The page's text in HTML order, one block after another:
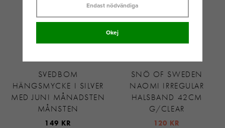
SVEDBOM
HÄNGSMYCKE I SILVER
MED JUNI MÅNADSTEN
MÅNSTEN
149 KR
SNÖ OF SWEDEN
NAOMI IRREGULAR
HALSBAND 42CM
G/CLEAR
120 KR
Endast nödvändiga
Okej